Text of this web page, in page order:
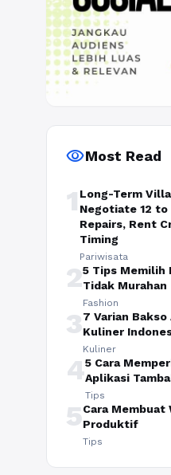
visibilityMost Read
1 Long-Term
Negotiate 12
Repairs, Rent
Timing
Pariwisata
25 Tips Memilih
Tidak Murahan
Fashion
37 Varian
Kuliner
Kuliner
45 Cara
Aplikasi
Tips
5Cara Membuat
Produktif
Tips